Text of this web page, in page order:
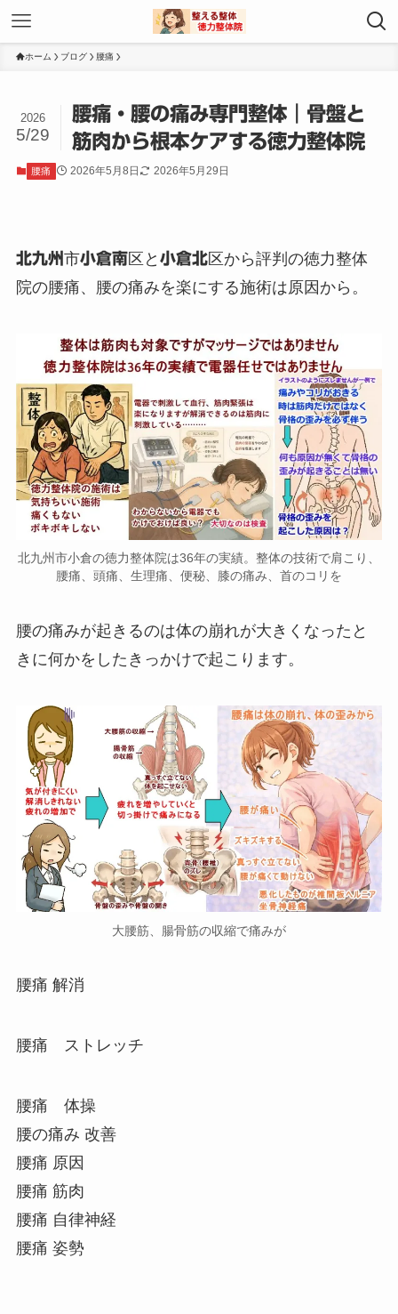
ホーム ブログ 腰痛
腰痛・腰の痛み専門整体｜骨盤と
筋肉から根本ケアする徳力整体院
2026
5/29
腰痛 2026年5月8日 2026年5月29日
北九州市小倉南区と 小倉北区から評判の徳力整体
院の腰痛、腰の痛みを楽にする施術は原因から。
北九州市小倉の徳力整体院は36年の実績。整体の技術で肩こり、
腰痛、頭痛、生理痛、便秘、膝の痛み、首のコリを
腰の痛みが起きるのは体の崩れが大きくなったと
きに何かをしたきっかけで起こります。
大腰筋、腸骨筋の収縮で痛みが
腰痛 解消
腰痛 ストレッチ
腰痛 体操
腰の痛み 改善
腰痛 原因
腰痛 筋肉
腰痛 自律神経
腰痛 姿勢